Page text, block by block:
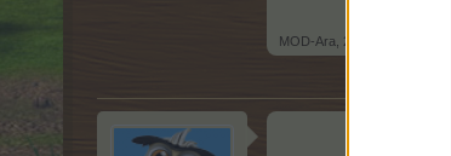
MOD-Ara 26 November 2013